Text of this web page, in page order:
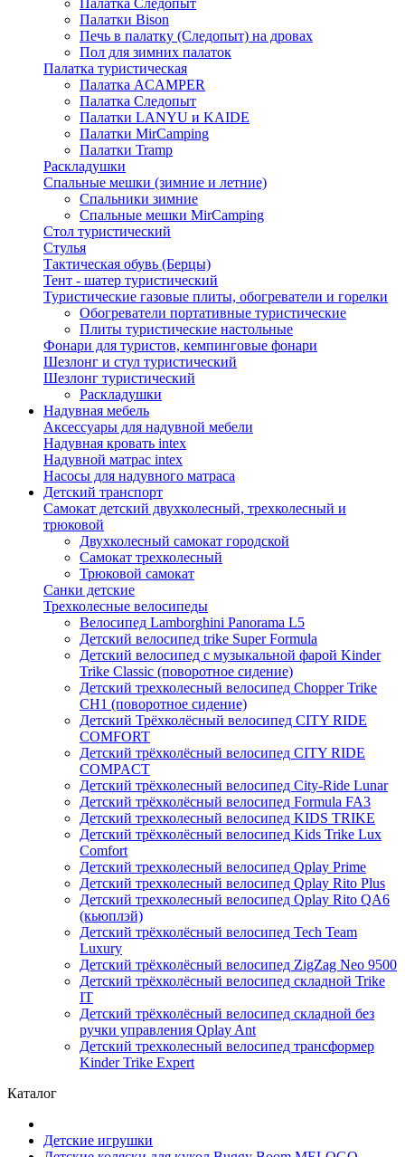
Палатка Следопыт
Палатки Bison
Печь в палатку (Следопыт) на дровах
Пол для зимних палаток
Палатка туристическая
Палатка ACAMPER
Палатка Следопыт
Палатки LANYU и KAIDE
Палатки MirCamping
Палатки Tramp
Раскладушки
Спальные мешки (зимние и летние)
Спальники зимние
Спальные мешки MirCamping
Стол туристический
Стулья
Тактическая обувь (Берцы)
Тент - шатер туристический
Туристические газовые плиты, обогреватели и горелки
Обогреватели портативные туристические
Плиты туристические настольные
Фонари для туристов, кемпинговые фонари
Шезлонг и стул туристический
Шезлонг туристический
Раскладушки
Надувная мебель
Аксессуары для надувной мебели
Надувная кровать intex
Надувной матрас intex
Насосы для надувного матраса
Детский транспорт
Самокат детский двухколесный, трехколесный и
трюковой
Двухколесный самокат городской
Самокат трехколесный
Трюковой самокат
Санки детские
Трехколесные велосипеды
Велосипед Lamborghini Panorama L5
Детский велосипед trike Super Formula
Детский велосипед с музыкальной фарой Kinder
Trike Classic (поворотное сидение)
Детский трехколесный велосипед Chopper Trike
CH1 (поворотное сидение)
Детский Трёхколёсный велосипед CITY RIDE
COMFORT
Детский трёхколёсный велосипед CITY RIDE
COMPACT
Детский трёхколесный велосипед City-Ride Lunar
Детский трёхколёсный велосипед Formula FA3
Детский трехколесный велосипед KIDS TRIKE
Детский трёхколёсный велосипед Kids Trike Lux
Comfort
Детский трехколесный велосипед Qplay Prime
Детский трехколесный велосипед Qplay Rito Plus
Детский трехколесный велосипед Qplay Rito QA6
(кьюплэй)
Детский трёхколёсный велосипед Tech Team
Luxury
Детский трёхколёсный велосипед ZigZag Neo 9500
Детский трёхколёсный велосипед складной Trike
IT
Детский трёхколёсный велосипед складной без
ручки управления Qplay Ant
Детский трехколесный велосипед трансформер
Kinder Trike Expert
Каталог
Детские игрушки